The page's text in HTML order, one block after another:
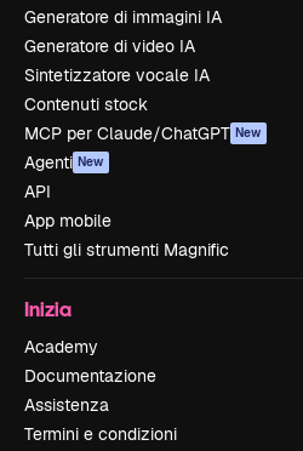
Generatore di immagini IA
Generatore di video IA
Sintetizzatore vocale IA
Contenuti stock
MCP per Claude/ChatGPT New
Agenti New
API
App mobile
Tutti gli strumenti Magnific
Inizia
Academy
Documentazione
Assistenza
Termini e condizioni